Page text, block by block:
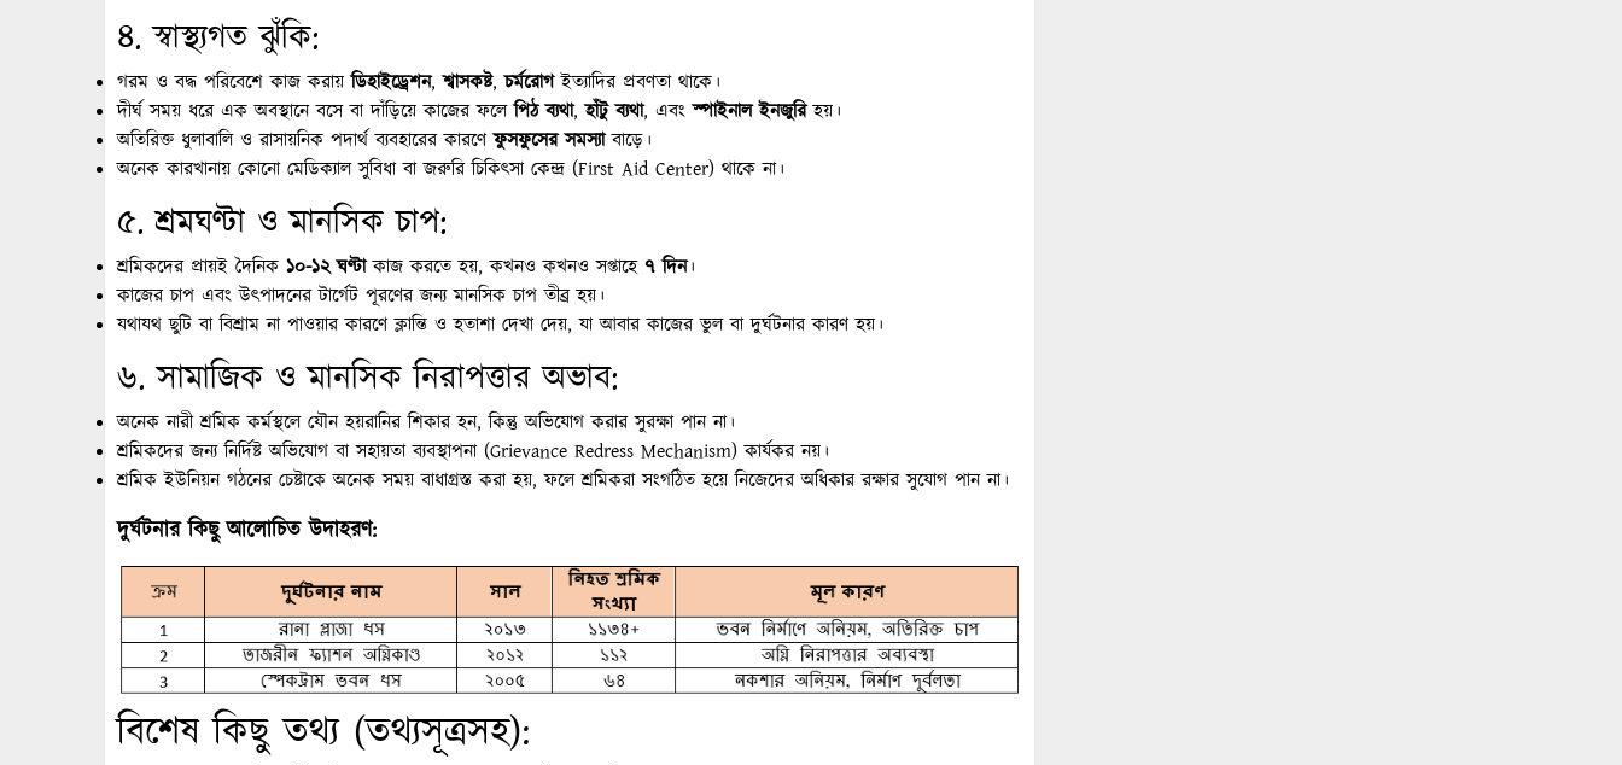
৪. স্বাস্থ্যগত ঝুঁকি:
গরম ও বদ্ধ পরিবেশে কাজ করায়ডিহাইড্রেশন,শ্বাসকষ্ট,চর্মরোগইত্যাদির প্রবণতা থাকে।
দীর্ঘ সময় ধরে এক অবস্থানে বসে বা দাঁড়িয়ে কাজের ফলেপিঠ ব্যথা,হাঁটু ব্যথা, এবংস্পাইনাল ইনজুরিহয়।
অতিরিক্ত ধুলাবালি ও রাসায়নিক পদার্থ ব্যবহারের কারণেফুসফুসের সমস্যাবাড়ে।
অনেক কারখানায় কোনো মেডিক্যাল সুবিধা বা জরুরি চিকিৎসা কেন্দ্র (First Aid Center) থাকে না।
৫. শ্রমঘণ্টা ও মানসিক চাপ:
শ্রমিকদের প্রায়ই দৈনিক ১০-১২ ঘণ্টাকাজ করতে হয়, কখনও কখনও সপ্তাহে ৭ দিন।
কাজের চাপ এবং উৎপাদনের টার্গেট পূরণের জন্য মানসিক চাপ তীব্র হয়।
যথাযথ ছুটি বা বিশ্রাম না পাওয়ার কারণে ক্লান্তি ও হতাশা দেখা দেয়, যা আবার কাজের ভুল বা দুর্ঘটনার কারণ হয়।
৬. সামাজিক ও মানসিক নিরাপত্তার অভাব:
অনেক নারী শ্রমিক কর্মস্থলে যৌন হয়রানির শিকার হন, কিন্তু অভিযোগ করার সুরক্ষা পান না।
শ্রমিকদের জন্য নির্দিষ্ট অভিযোগ বা সহায়তা ব্যবস্থাপনা (Grievance Redress Mechanism) কার্যকর নয়।
শ্রমিক ইউনিয়ন গঠনের চেষ্টাকে অনেক সময় বাধাগ্রস্ত করা হয়, ফলে শ্রমিকরা সংগঠিত হয়ে নিজেদের অধিকার রক্ষার সুযোগ পান না।
দুর্ঘটনার কিছু আলোচিত উদাহরণ:
বিশেষ কিছু তথ্য (তথ্যসূত্রসহ):